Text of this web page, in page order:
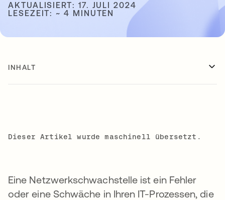
AKTUALISIERT: 17. JULI 2024
LESEZEIT: ~ 4 MINUTEN
INHALT
Dieser Artikel wurde maschinell übersetzt.
Eine Netzwerkschwachstelle ist ein Fehler
oder eine Schwäche in Ihren IT-Prozessen, die